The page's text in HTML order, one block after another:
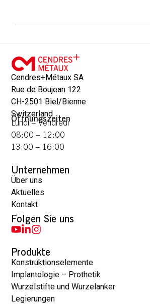
Cendres+Métaux SA
Rue de Boujean 122
CH-2501 Biel/Bienne
Switzerland
Öffnungszeiten
Lundi – Vendredi
08:00 – 12:00
13:00 – 16:00
Unternehmen
Über uns
Aktuelles
Kontakt
Folgen Sie uns
Produkte
Konstruktionselemente
Implantologie – Prothetik
Wurzelstifte und Wurzelanker
Legierungen